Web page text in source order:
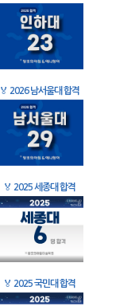
🏅 2026 남서울대 합격
🏅 2025 세종대 합격
🏅 2025 국민대 합격